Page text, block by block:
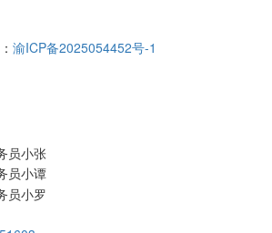
渝ICP备2025054452号-1
员小张
员小谭
员小罗